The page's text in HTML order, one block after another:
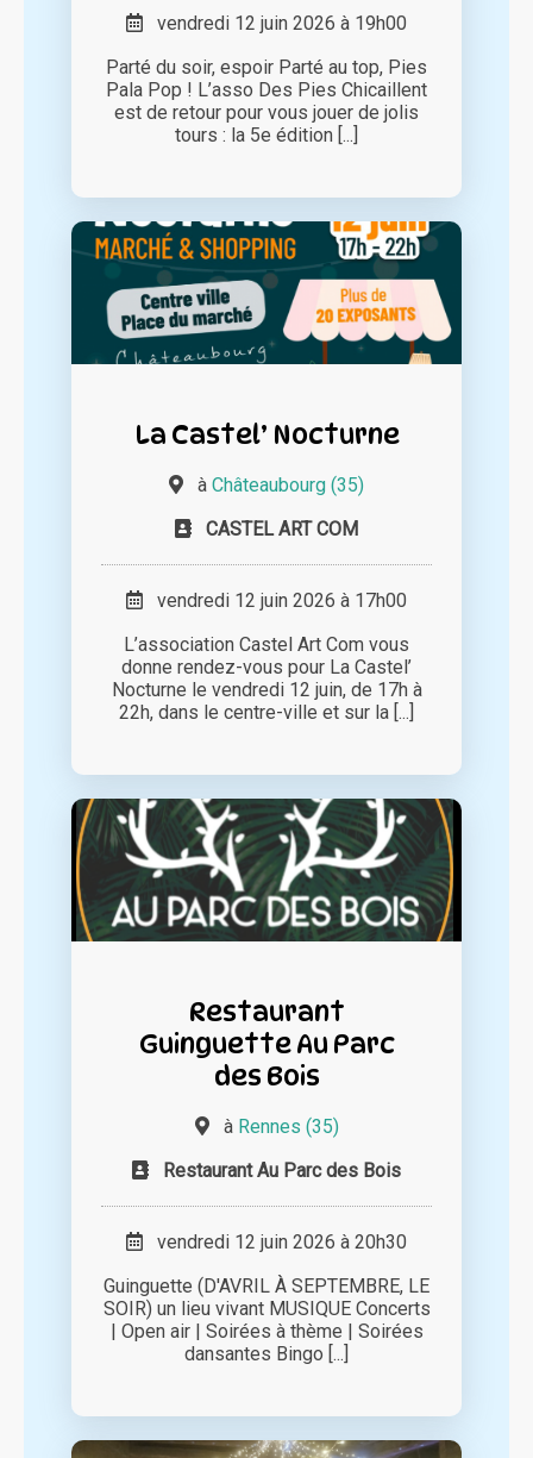
vendredi 12 juin 2026 à 19h00
Parté du soir, espoir Parté au top, Pies
Pala Pop ! L’asso Des Pies Chicaillent
est de retour pour vous jouer de jolis
tours : la 5e édition [...]
La Castel’ Nocturne
à Châteaubourg (35)
CASTEL ART COM
vendredi 12 juin 2026 à 17h00
L’association Castel Art Com vous
donne rendez-vous pour La Castel’
Nocturne le vendredi 12 juin, de 17h à
22h, dans le centre-ville et sur la [...]
Restaurant
Guinguette Au Parc
des Bois
à Rennes (35)
Restaurant Au Parc des Bois
vendredi 12 juin 2026 à 20h30
Guinguette (D'AVRIL À SEPTEMBRE, LE
SOIR) un lieu vivant MUSIQUE Concerts
| Open air | Soirées à thème | Soirées
dansantes Bingo [...]